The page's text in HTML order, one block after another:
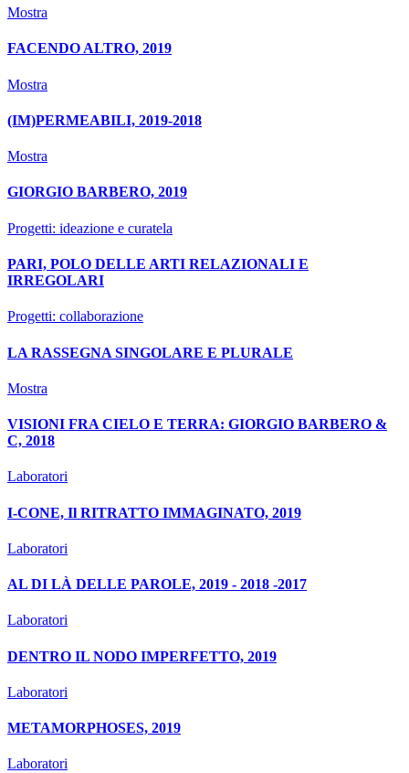
Mostra
FACENDO ALTRO, 2019
Mostra
(IM)PERMEABILI, 2019-2018
Mostra
GIORGIO BARBERO, 2019
Progetti: ideazione e curatela
PARI, POLO DELLE ARTI RELAZIONALI E
IRREGOLARI
Progetti: collaborazione
LA RASSEGNA SINGOLARE E PLURALE
Mostra
VISIONI FRA CIELO E TERRA: GIORGIO BARBERO &
C, 2018
Laboratori
I-CONE, Il RITRATTO IMMAGINATO, 2019
Laboratori
AL DI LÀ DELLE PAROLE, 2019 - 2018 -2017
Laboratori
DENTRO IL NODO IMPERFETTO, 2019
Laboratori
METAMORPHOSES, 2019
Laboratori